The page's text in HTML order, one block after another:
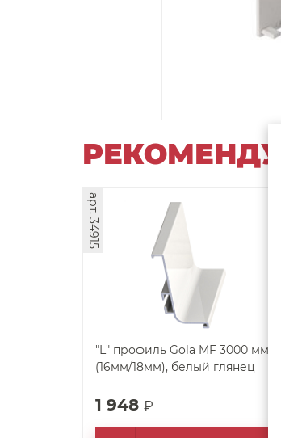
"L" профиль Gola MF 3000 мм
(16мм/18мм), белый глянец
арт. 34915
1 948 ₽